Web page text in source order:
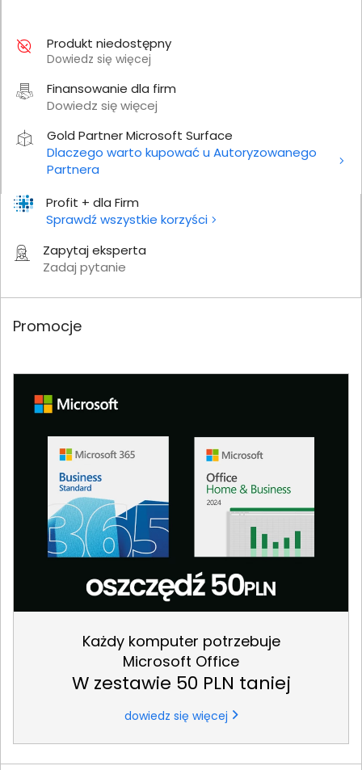
Profit + dla Firm
Sprawdź wszystkie korzyści
Zapytaj eksperta
Zadaj pytanie
Produkt niedostępny
Dowiedz się więcej
Finansowanie dla firm
Dowiedz się więcej
Gold Partner Microsoft Surface
Dlaczego warto kupować u Autoryzowanego
Partnera
Promocje
Każdy komputer potrzebuje
Microsoft Office
W zestawie 50 PLN taniej
dowiedz się więcej